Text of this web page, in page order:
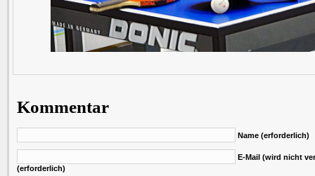
Kommentar
Name (erforderlich)
E-Mail (wird nicht
(erforderlich)